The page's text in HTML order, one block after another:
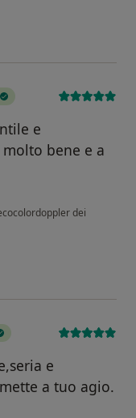
e
bene e a
dei
e
a tuo agio.